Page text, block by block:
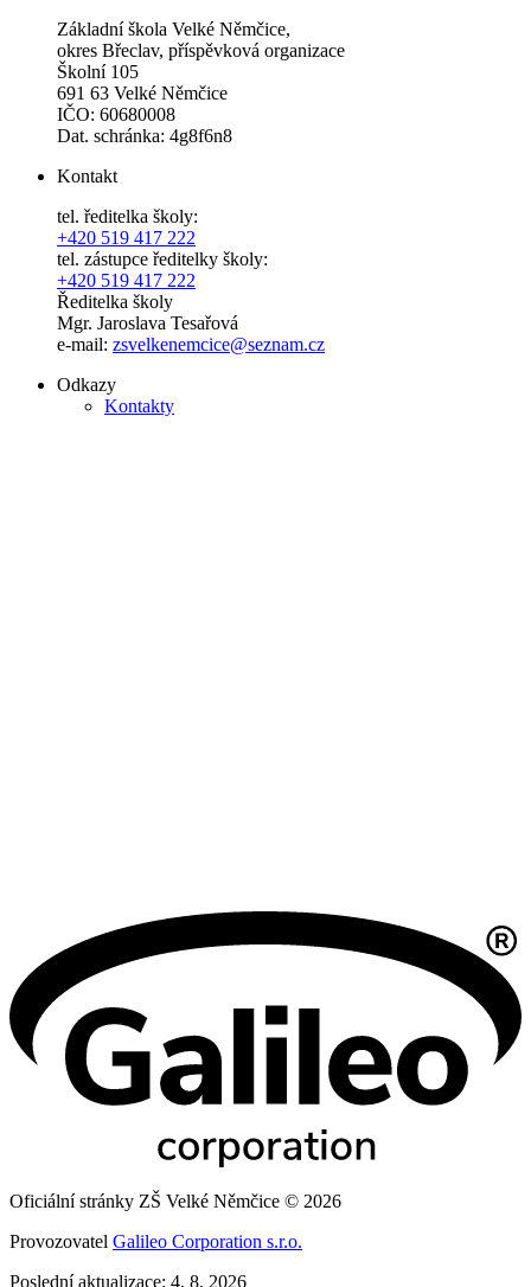
Základní škola Velké Němčice,
okres Břeclav, příspěvková organizace
Školní 105
691 63 Velké Němčice
IČO: 60680008
Dat. schránka: 4g8f6n8
Kontakt
tel. ředitelka školy:
+420 519 417 222
tel. zástupce ředitelky školy:
+420 519 417 222
Ředitelka školy
Mgr. Jaroslava Tesařová
e-mail: zsvelkenemcice@seznam.cz
Odkazy
Kontakty
Oficiální stránky ZŠ Velké Němčice © 2026
Provozovatel Galileo Corporation s.r.o.
Poslední aktualizace: 4. 8. 2026